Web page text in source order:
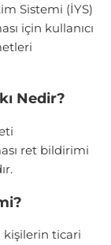
Sistemi (İYS)
için kullanıcı
Nedir?
ret bildirimi
kişilerin ticari